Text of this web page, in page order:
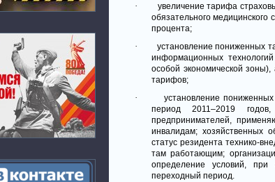
·
увеличение тарифа
обязательного медицинского
процента;
·
установление пониженных
информационных
особой экономической
тарифов;
·
установление
период 2011–2019
предпринимателей,
инвалидам; хозяйственных
статус резидента технико-
там работающим;
определение условий,
переходный период.